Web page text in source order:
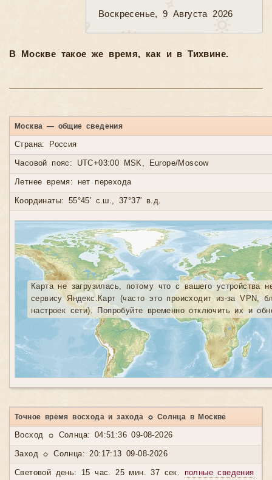
Воскресенье, 9 Августа 2026
В Москве такое же время, как и в Тихвине.
Москва — общие сведения
Страна: Россия
Часовой пояс: UTC+03:00 MSK, Europe/Moscow
Летнее время: нет перехода
Координаты: 55°45′ с.ш., 37°37′ в.д.
Карта не загрузилась, потому что с вашего устройства
сервису Яндекс.Карт (часто это происходит из-за VPN,
настроек сети). Попробуйте временно отключить их и
Точное время восхода и захода ☼ Солнца в Москве
Восход ☼ Солнца: 04:51:36 09-08-2026
Заход ☼ Солнца: 20:17:13 09-08-2026
Световой день: 15 час. 25 мин. 37 сек. полные сведения